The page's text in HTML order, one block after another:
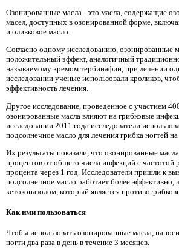
Озонированные масла - это масла, содержащие
масел, доступных в озонированной форме,
и оливковое масло.
Согласно одному исследованию, озонированные
положительный эффект, аналогичный
называемому кремом тербинафин, при лечении
исследовании ученые использовали кроликов,
эффективность лечения.
Другое исследование, проведенное с участием
озонированные масла влияют на грибковые
исследовании 2011 года исследователи
подсолнечное масло для лечения грибка ногтей на
Их результаты показали, что озонированные
процентов от общего числа инфекций с частотой
процента через 1 год. Исследователи пришли к
подсолнечное масло работает более эффективно,
кетоконазолом, который является
Как ими пользоваться
Чтобы использовать озонированные масла,
ногти два раза в день в течение 3 месяцев.